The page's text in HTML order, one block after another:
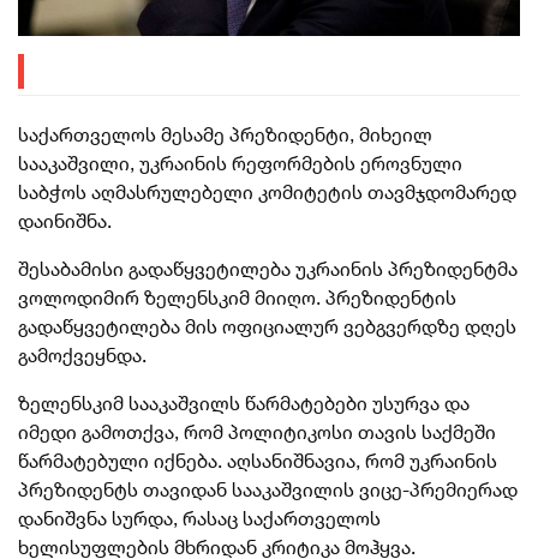
საქართველოს მესამე პრეზიდენტი, მიხეილ
სააკაშვილი, უკრაინის რეფორმების ეროვნული
საბჭოს აღმასრულებელი კომიტეტის თავმჯდომარედ
დაინიშნა.
შესაბამისი გადაწყვეტილება უკრაინის პრეზიდენტმა
ვოლოდიმირ ზელენსკიმ მიიღო. პრეზიდენტის
გადაწყვეტილება მის ოფიციალურ ვებგვერდზე დღეს
გამოქვეყნდა.
ზელენსკიმ სააკაშვილს წარმატებები უსურვა და
იმედი გამოთქვა, რომ პოლიტიკოსი თავის საქმეში
წარმატებული იქნება. აღსანიშნავია, რომ უკრაინის
პრეზიდენტს თავიდან სააკაშვილის ვიცე-პრემიერად
დანიშვნა სურდა, რასაც საქართველოს
ხელისუფლების მხრიდან კრიტიკა მოჰყვა.